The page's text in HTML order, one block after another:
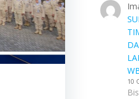
10